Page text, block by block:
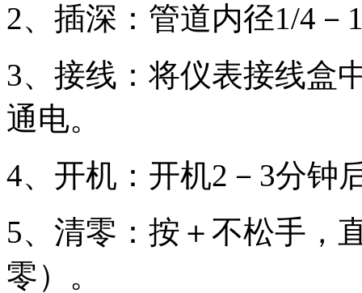
2、插深：管道内径1/4
3、接线：将仪表接线盒
通电。
4、开机：开机2－3分钟
5、清零：按＋不松手，
零）。